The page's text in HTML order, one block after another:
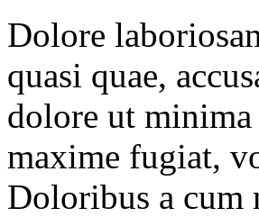
Dolore
quasi quae,
dolore ut
maxime fugiat,
Doloribus a cum